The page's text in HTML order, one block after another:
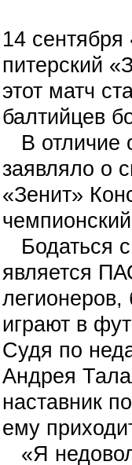
14
питерский
этот матч
балтийцев
В отличие
заявляло о
«Зенит»
Бодаться
является
легионеров,
играют в
Судя по
Андрея
наставник
ему
«Я